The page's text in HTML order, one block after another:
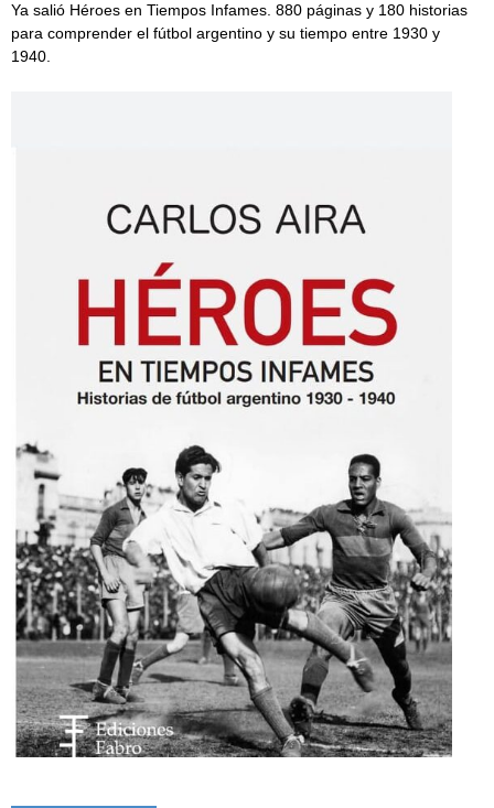
Ya salió Héroes en Tiempos Infames. 880 páginas y 180 historias
para comprender el fútbol argentino y su tiempo entre 1930 y
1940.